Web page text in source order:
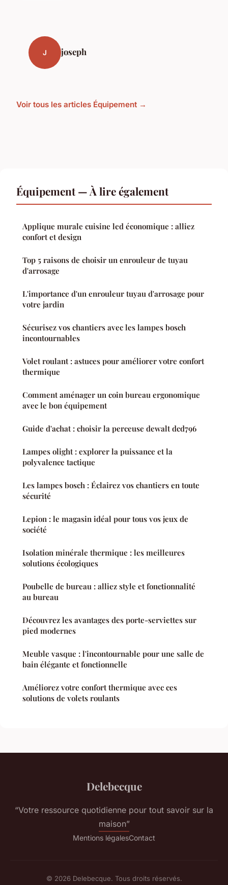
J joseph
Voir tous les articles Équipement →
Équipement — À lire également
Applique murale cuisine led économique : alliez
confort et design
Top 5 raisons de choisir un enrouleur de tuyau
d'arrosage
L'importance d'un enrouleur tuyau d'arrosage pour
votre jardin
Sécurisez vos chantiers avec les lampes bosch
incontournables
Volet roulant : astuces pour améliorer votre confort
thermique
Comment aménager un coin bureau ergonomique
avec le bon équipement
Guide d'achat : choisir la perceuse dewalt dcd796
Lampes olight : explorer la puissance et la
polyvalence tactique
Les lampes bosch : Éclairez vos chantiers en toute
sécurité
Lepion : le magasin idéal pour tous vos jeux de
société
Isolation minérale thermique : les meilleures
solutions écologiques
Poubelle de bureau : alliez style et fonctionnalité
au bureau
Découvrez les avantages des porte-serviettes sur
pied modernes
Meuble vasque : l'incontournable pour une salle de
bain élégante et fonctionnelle
Améliorez votre confort thermique avec ces
solutions de volets roulants
Delebecque
“Votre ressource quotidienne pour tout savoir sur la
maison”
Mentions légalesContact
© 2026 Delebecque. Tous droits réservés.